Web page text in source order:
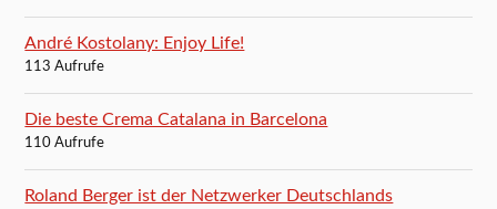
André Kostolany: Enjoy Life!
113 Aufrufe
Die beste Crema Catalana in Barcelona
110 Aufrufe
Roland Berger ist der Netzwerker Deutschlands